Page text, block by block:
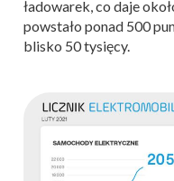
ładowarek, co daje
powstało ponad 500
blisko 50 tysięcy.